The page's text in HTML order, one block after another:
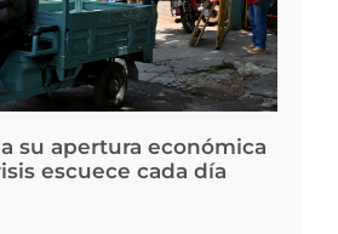
su apertura económica
escuece cada día